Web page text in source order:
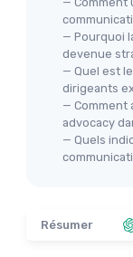
— Pourquoi
devenue
— Quel est
dirigeants
— Comment
advocacy
— Quels
Résumer